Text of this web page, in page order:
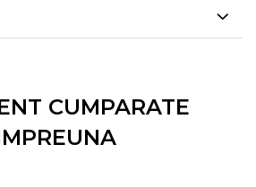
CUMPARATE